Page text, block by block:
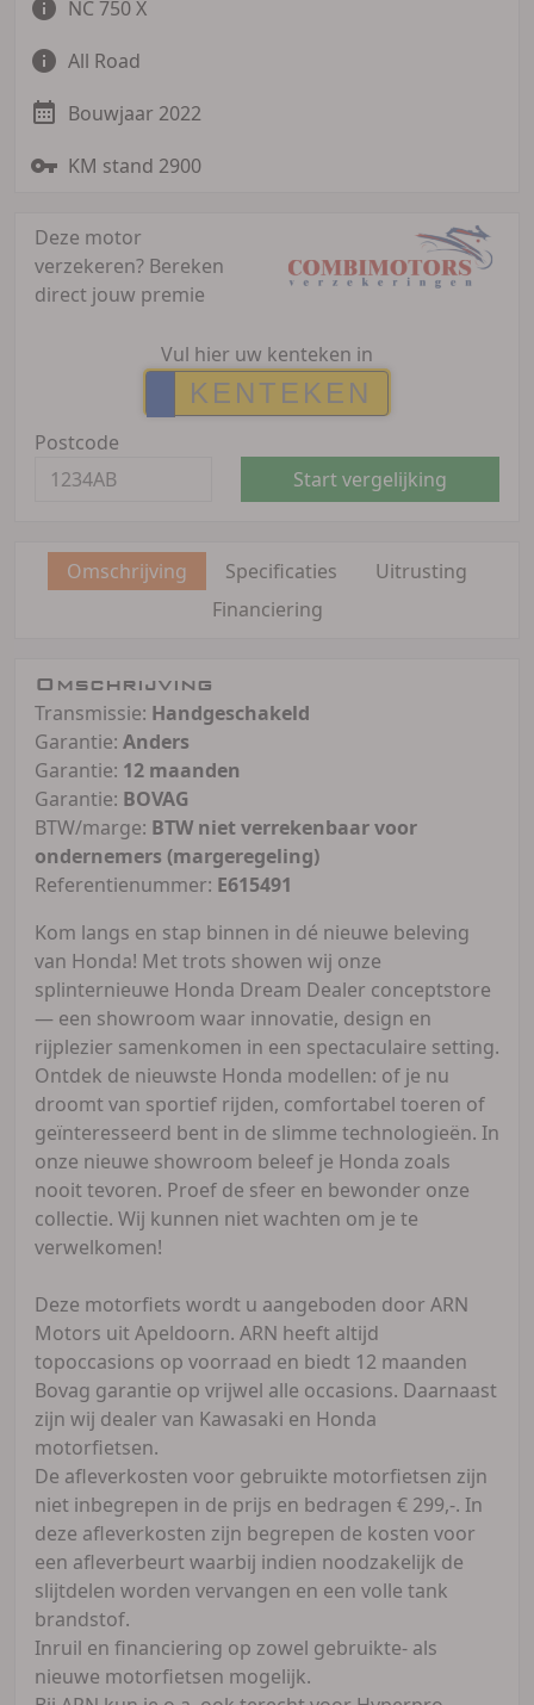
NC 750 X
All Road
Bouwjaar 2022
KM stand 2900
Deze motor
verzekeren? Bereken
direct jouw premie
Vul hier uw kenteken in
Postcode
Start vergelijking
Omschrijving Specificaties
Uitrusting
Financiering
Omschrijving
Transmissie: Handgeschakeld
Garantie: Anders
Garantie: 12 maanden
Garantie: BOVAG
BTW/marge: BTW niet verrekenbaar voor
ondernemers (margeregeling)
Referentienummer: E615491
Kom langs en stap binnen in dé nieuwe beleving
van Honda! Met trots showen wij onze
splinternieuwe Honda Dream Dealer conceptstore
— een showroom waar innovatie, design en
rijplezier samenkomen in een spectaculaire setting.
Ontdek de nieuwste Honda modellen: of je nu
droomt van sportief rijden, comfortabel toeren of
geïnteresseerd bent in de slimme technologieën. In
onze nieuwe showroom beleef je Honda zoals
nooit tevoren. Proef de sfeer en bewonder onze
collectie. Wij kunnen niet wachten om je te
verwelkomen!
Deze motorfiets wordt u aangeboden door ARN
Motors uit Apeldoorn. ARN heeft altijd
topoccasions op voorraad en biedt 12 maanden
Bovag garantie op vrijwel alle occasions. Daarnaast
zijn wij dealer van Kawasaki en Honda
motorfietsen.
De afleverkosten voor gebruikte motorfietsen zijn
niet inbegrepen in de prijs en bedragen € 299,-. In
deze afleverkosten zijn begrepen de kosten voor
een afleverbeurt waarbij indien noodzakelijk de
slijtdelen worden vervangen en een volle tank
brandstof.
Inruil en financiering op zowel gebruikte- als
nieuwe motorfietsen mogelijk.